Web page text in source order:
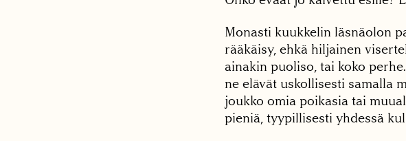
Monasti kuukkelin läsnäolon
rääkäisy, ehkä hiljainen
ainakin puoliso, tai koko
ne elävät uskollisesti samalla
joukko omia poikasia tai
pieniä, tyypillisesti yhdessä